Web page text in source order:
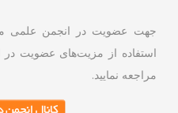
عضویت در انجمن علمی مهندسی
از مزیت‌های عضویت در
نمایید.